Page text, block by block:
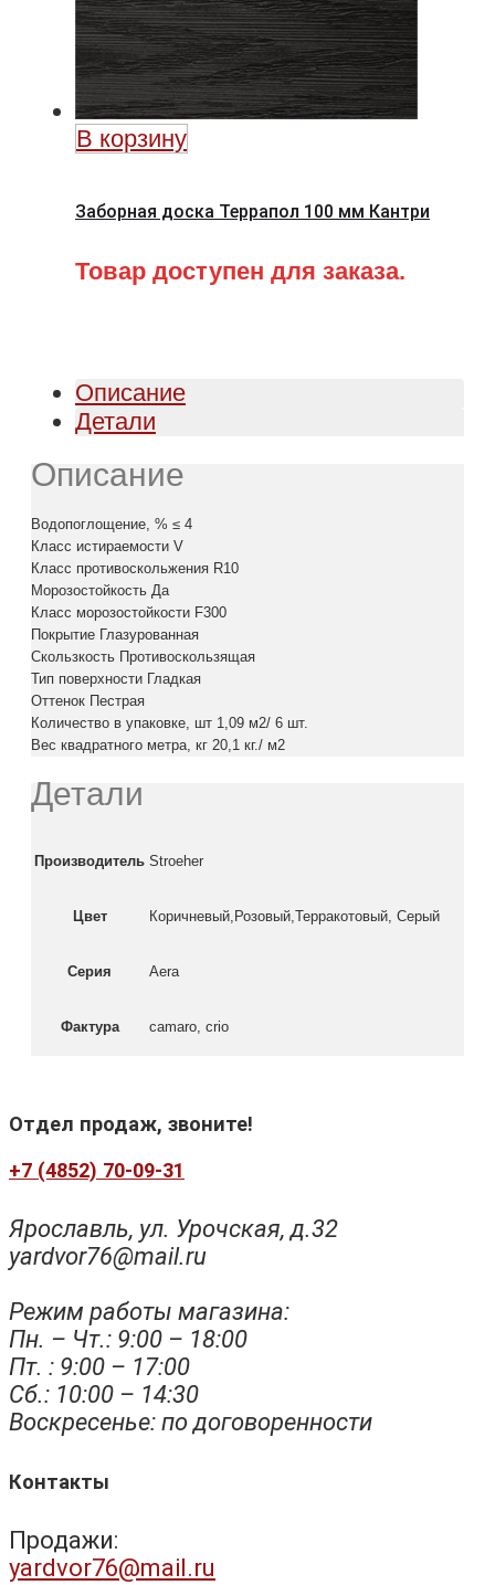
В корзину
Заборная доска Террапол 100 мм Кантри
Товар доступен для заказа.
Описание
Детали
Описание
Водопоглощение, % ≤ 4
Класс истираемости V
Класс противоскольжения R10
Морозостойкость Да
Класс морозостойкости F300
Покрытие Глазурованная
Скользкость Противоскользящая
Тип поверхности Гладкая
Оттенок Пестрая
Количество в упаковке, шт 1,09 м2/ 6 шт.
Вес квадратного метра, кг 20,1 кг./ м2
Детали
Производитель Stroeher
Цвет Коричневый,Розовый,Терракотовый, Серый
Серия Aera
Фактура camaro, crio
Отдел продаж, звоните!
+7 (4852) 70-09-31
Ярославль, ул. Урочская, д.32
yardvor76@mail.ru
Режим работы магазина:
Пн. – Чт.: 9:00 – 18:00
Пт. : 9:00 – 17:00
Сб.: 10:00 – 14:30
Воскресенье: по договоренности
Контакты
Продажи:
yardvor76@mail.ru